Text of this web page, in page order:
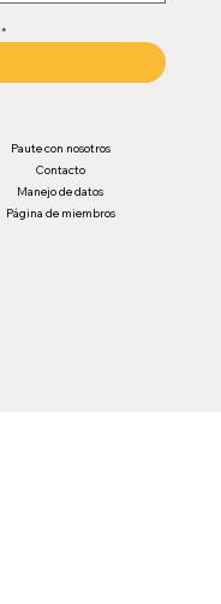
*
Paute con nosotros
Contacto
Manejo de datos
Página de miembros